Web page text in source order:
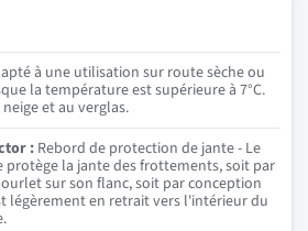
à une utilisation sur route sèche ou
la température est supérieure à 7°C.
et au verglas.
: Rebord de protection de jante - Le
protège la jante des frottements, soit par
sur son flanc, soit par conception
légèrement en retrait vers l'intérieur du